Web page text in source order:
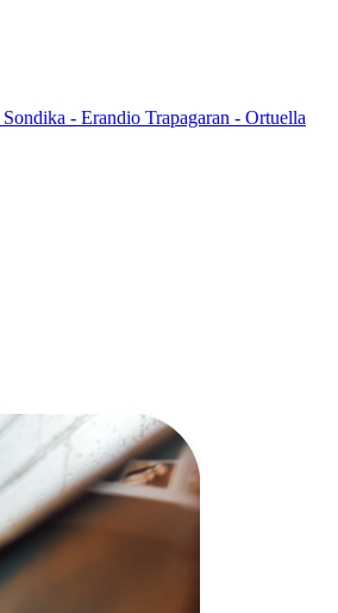
Sondika - Erandio Trapagaran - Ortuella